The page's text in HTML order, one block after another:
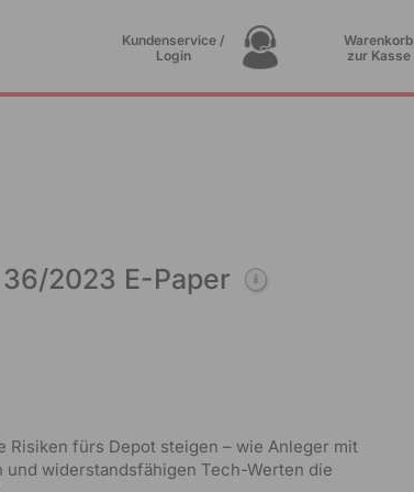
Warenkorb
zur Kasse
Kundenservice /
Login
36/2023 E-Paper
Risiken fürs Depot steigen – wie Anleger mit
widerstandsfähigen Tech-Werten die